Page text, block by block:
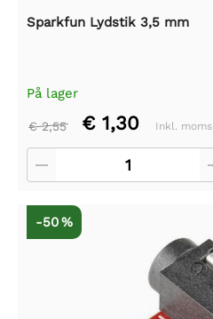
Sparkfun Lydstik 3,5 mm
På lager
€ 2,55 € 1,30 Inkl. moms
-50 %